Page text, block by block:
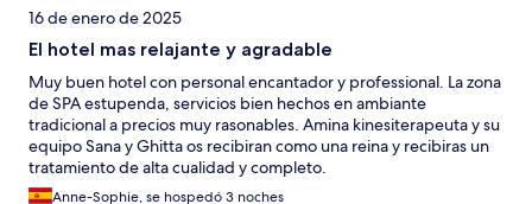
16 de enero de 2025
El hotel mas relajante y agradable
Muy buen hotel con personal encantador y professional. La zona
de SPA estupenda, servicios bien hechos en ambiante
tradicional a precios muy rasonables. Amina kinesiterapeuta y su
equipo Sana y Ghitta os recibiran como una reina y recibiras un
tratamiento de alta cualidad y completo.
Anne-Sophie, se hospedó 3 noches